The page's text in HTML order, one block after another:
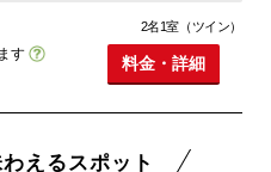
す
2名1室（ツイン）
料金・詳細
えるスポット